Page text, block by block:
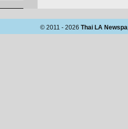
© 2011 - 2026 Thai LA